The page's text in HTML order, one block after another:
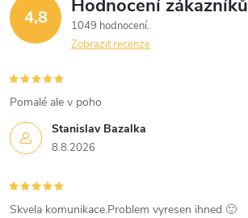
4,8 Hodnocení zákazníků
1049 hodnocení
Zobrazit recenze
Stanislav Bazalka
8.8.2026
Pomalé ale v poho
Skvela komunikace.Problem vyresen ihned 🙂